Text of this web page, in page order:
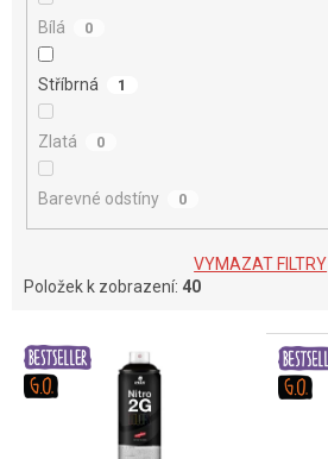
Bílá 0
Stříbrná 1
Zlatá 0
Barevné odstíny 0
VYMAZAT FILTRY
Položek k zobrazení: 40
V
p